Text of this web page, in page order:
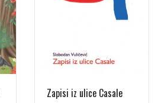
Zapisi iz ulice Casale